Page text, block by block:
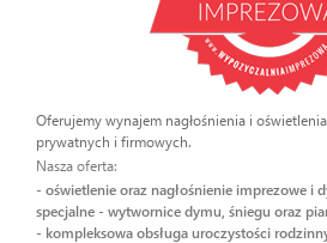
Oferujemy wynajem nagłośnienia i
prywatnych i firmowych.
Nasza oferta:
- oświetlenie oraz nagłośnienie imprezowe i
specjalne - wytwornice dymu, śniegu oraz
- kompleksowa obsługa uroczystości